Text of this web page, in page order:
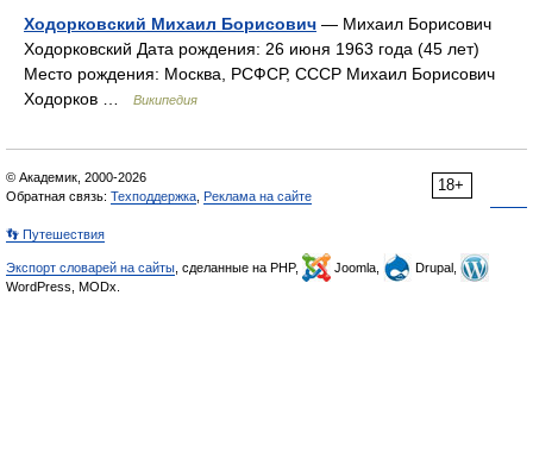
Ходорковский Михаил Борисович — Михаил Борисович
Ходорковский Дата рождения: 26 июня 1963 года (45 лет)
Место рождения: Москва, РСФСР, СССР Михаил Борисович
Ходорков …
Википедия
18+
© Академик, 2000-2026
Обратная связь: Техподдержка Реклама на сайте
👣 Путешествия
Экспорт словарей на сайты , сделанные на PHP, Joomla,
Drupal,
WordPress, MODx.